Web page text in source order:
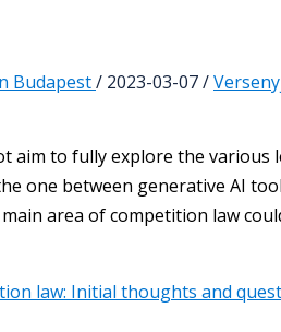
Budapest/ 2023-03-07/
aim to fully explore the
one between generative AI
area of competition law
law: Initial thoughts and